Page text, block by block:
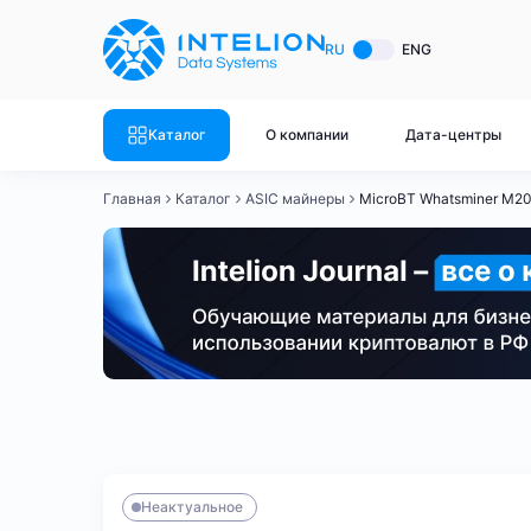
RU ENG
Каталог О компании Дата-центры
ASIC майнеры
Canaan
Innosilicon
Готовый
Готовый
Готовый
Готовый
Готовый
Главная Каталог ASIC майнеры MicroBT Whatsminer
Неактуальное